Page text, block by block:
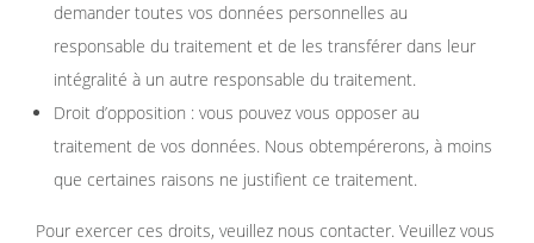
demander toutes vos données personnelles au
responsable du traitement et de les transférer dans leur
intégralité à un autre responsable du traitement.
Droit d’opposition : vous pouvez vous opposer au
traitement de vos données. Nous obtempérerons, à moins
que certaines raisons ne justifient ce traitement.
Pour exercer ces droits, veuillez nous contacter. Veuillez vous